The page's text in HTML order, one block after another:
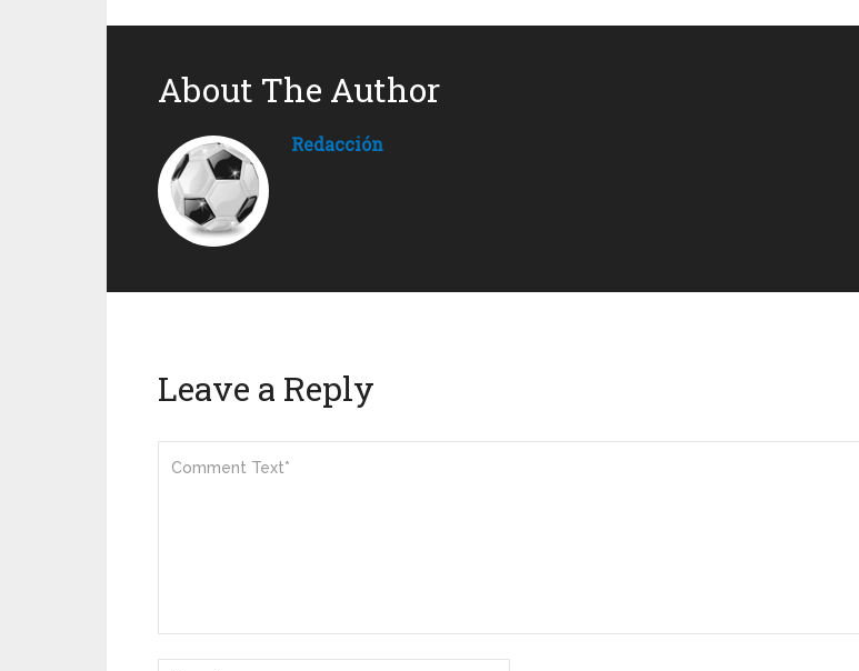
About The Author
Redacción
Leave a Reply